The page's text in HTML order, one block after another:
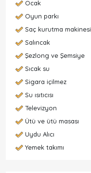
Ocak
Oyun parkı
Saç kurutma makinesi
Salıncak
Şezlong ve Şemsiye
Sıcak su
Sigara içilmez
Su ısıtıcısı
Televizyon
Ütü ve ütü masası
Uydu Alıcı
Yemek takımı